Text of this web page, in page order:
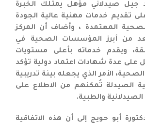
جيل صيدلاني مؤهل يمتلك الخبرة
تقديم خدمات مهنية عالية الجودة
المعتمدة ، وأضاف أن المركز
من أبرز المؤسسات الصحية في
ويقدم خدماته بأعلى مستويات
على عدة شهادات اعتماد دولية تؤكد
الأمر الذي يجعله بيئة تدريبية
الصيدلة تُمكنهم من الاطلاع على
والطبية.
أبو حويج إلى أن هذه الاتفاقية